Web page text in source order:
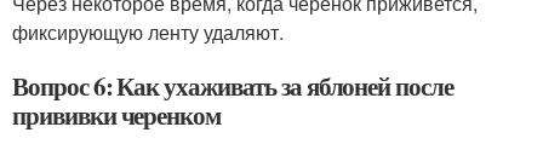
фиксирующую ленту удаляют.
Вопрос 6: Как ухаживать за яблоней после
прививки черенком